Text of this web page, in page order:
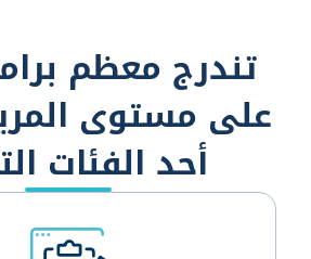
تندرج معظم
على مستوى
أحد الفئات